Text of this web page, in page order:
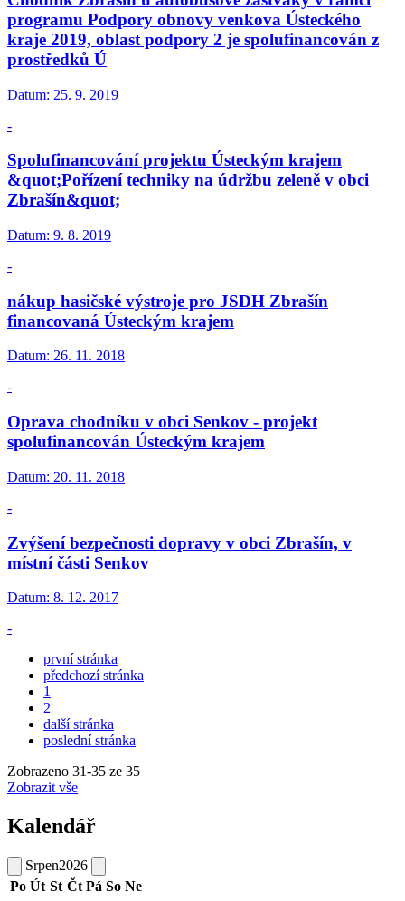
programu Podpory obnovy venkova Ústeckého
kraje 2019, oblast podpory 2 je spolufinancován z
prostředků Ú
Datum: 25. 9. 2019
-
Spolufinancování projektu Ústeckým krajem
&quot;Pořízení techniky na údržbu zeleně v obci
Zbrašín&quot;
Datum: 9. 8. 2019
-
nákup hasičské výstroje pro JSDH Zbrašín
financovaná Ústeckým krajem
Datum: 26. 11. 2018
-
Oprava chodníku v obci Senkov - projekt
spolufinancován Ústeckým krajem
Datum: 20. 11. 2018
-
Zvýšení bezpečnosti dopravy v obci Zbrašín, v
místní části Senkov
Datum: 8. 12. 2017
-
první stránka
předchozí stránka
1
2
další stránka
poslední stránka
Zobrazeno 31-35 ze 35
Zobrazit vše
Kalendář
Srpen2026
Po Út St Čt Pá So Ne